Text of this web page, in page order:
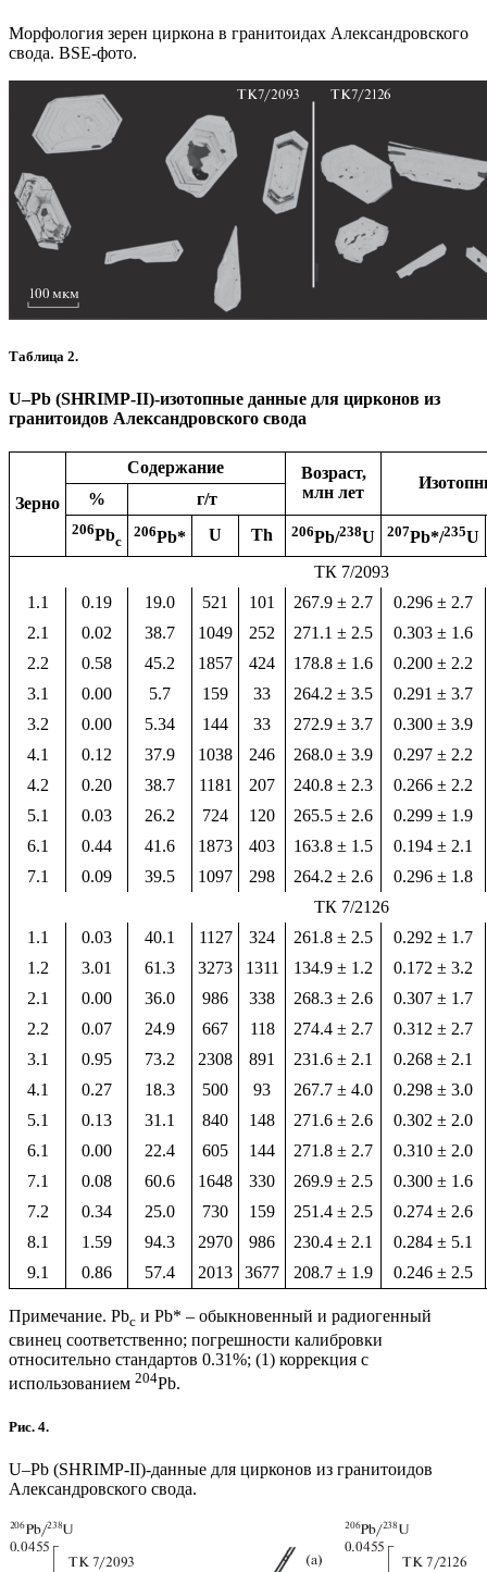
Морфология зерен циркона в гранитоидах Александровского
свода. BSE-фото.
Таблица 2.
U–Pb (SHRIMP-II)-изотопные данные для цирконов из
гранитоидов Александровского свода
Зерно
Содержание
Возраст,
млн лет
%
г/т
206Pbc
206Pb* U Th 206Pb/238U 207Pb*/235U
ТК 7/2093
1.1
0.19 19.0 521 101 267.9 ± 2.7
0.296 ± 2.7
2.1
0.02 38.7 1049 252 271.1 ± 2.5
0.303 ± 1.6
2.2
0.58 45.2 1857 424 178.8 ± 1.6
0.200 ± 2.2
3.1
0.00 5.7 159 33 264.2 ± 3.5
0.291 ± 3.7
3.2
0.00 5.34 144 33 272.9 ± 3.7
0.300 ± 3.9
4.1
0.12 37.9 1038 246 268.0 ± 3.9
0.297 ± 2.2
4.2
0.20 38.7 1181 207 240.8 ± 2.3
0.266 ± 2.2
5.1
0.03 26.2 724 120 265.5 ± 2.6
0.299 ± 1.9
6.1
0.44 41.6 1873 403 163.8 ± 1.5
0.194 ± 2.1
7.1
0.09 39.5 1097 298 264.2 ± 2.6
0.296 ± 1.8
ТК 7/2126
1.1
0.03 40.1 1127 324 261.8 ± 2.5
0.292 ± 1.7
1.2
3.01 61.3 3273 1311 134.9 ± 1.2
0.172 ± 3.2
2.1
0.00 36.0 986 338 268.3 ± 2.6
0.307 ± 1.7
2.2
0.07 24.9 667 118 274.4 ± 2.7
0.312 ± 2.7
3.1
0.95 73.2 2308 891 231.6 ± 2.1
0.268 ± 2.1
4.1
0.27 18.3 500 93 267.7 ± 4.0
0.298 ± 3.0
5.1
0.13 31.1 840 148 271.6 ± 2.6
0.302 ± 2.0
6.1
0.00 22.4 605 144 271.8 ± 2.7
0.310 ± 2.0
7.1
0.08 60.6 1648 330 269.9 ± 2.5
0.300 ± 1.6
7.2
0.34 25.0 730 159 251.4 ± 2.5
0.274 ± 2.6
8.1
1.59 94.3 2970 986 230.4 ± 2.1
0.284 ± 5.1
9.1
0.86 57.4 2013 3677 208.7 ± 1.9 0.246 ± 2.5
Примечание. Pbc и Pb* – обыкновенный и радиогенный
свинец соответственно; погрешности калибровки
относительно стандартов 0.31%; (1) коррекция с
использованием 204Pb.
Рис. 4.
U–Pb (SHRIMP-II)-данные для цирконов из гранитоидов
Александровского свода.